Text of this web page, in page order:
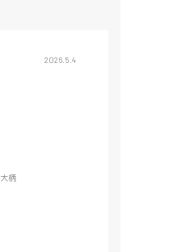
2026.5.4
大柄